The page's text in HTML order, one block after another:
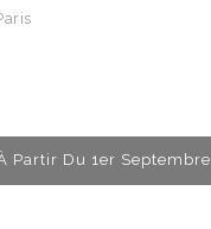
Partir Du 1er Septembre